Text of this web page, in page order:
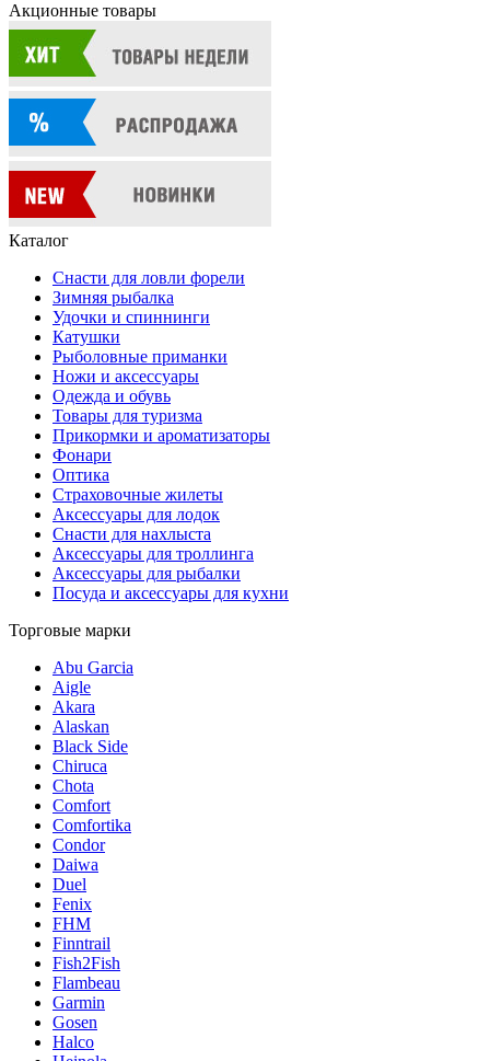
Акционные товары
Каталог
Снасти для ловли форели
Зимняя рыбалка
Удочки и спиннинги
Катушки
Рыболовные приманки
Ножи и аксессуары
Одежда и обувь
Товары для туризма
Прикормки и ароматизаторы
Фонари
Оптика
Страховочные жилеты
Аксессуары для лодок
Снасти для нахлыста
Аксессуары для троллинга
Аксессуары для рыбалки
Посуда и аксессуары для кухни
Торговые марки
Abu Garcia
Aigle
Akara
Alaskan
Black Side
Chiruca
Chota
Comfort
Comfortika
Condor
Daiwa
Duel
Fenix
FHM
Finntrail
Fish2Fish
Flambeau
Garmin
Gosen
Halco